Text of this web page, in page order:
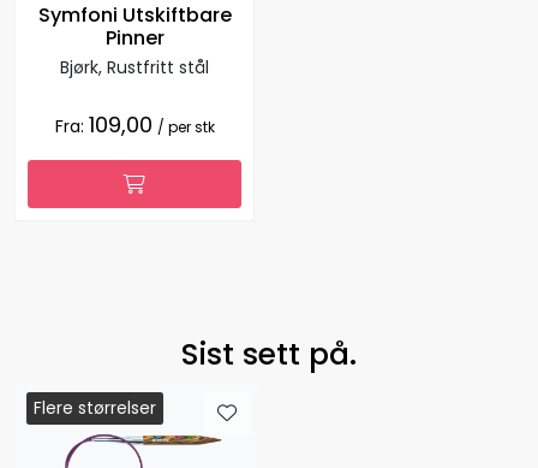
Symfoni Utskiftbare
Pinner
Bjørk, Rustfritt stål
Fra: 109,00 / per stk
Sist sett på.
Flere størrelser
Flere størrelser